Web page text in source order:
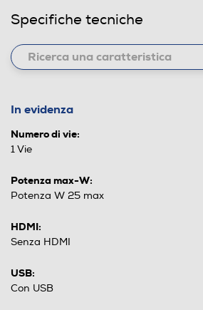
Specifiche tecniche
In evidenza
Numero di vie:
1 Vie
Potenza max-W:
Potenza W 25 max
HDMI:
Senza HDMI
USB:
Con USB